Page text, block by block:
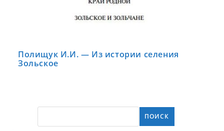
Полищук И.И. — Из истории селения
Зольское
ПОИСК